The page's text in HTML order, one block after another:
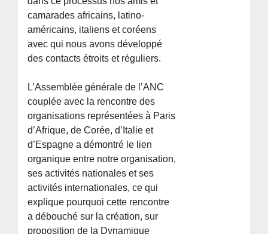
camarades africains, latino-
américains, italiens et coréens
avec qui nous avons développé
des contacts étroits et réguliers.
L’Assemblée générale de l’ANC
couplée avec la rencontre des
organisations représentées à Paris
d’Afrique, de Corée, d’Italie et
d’Espagne a démontré le lien
organique entre notre organisation,
ses activités nationales et ses
activités internationales, ce qui
explique pourquoi cette rencontre
a débouché sur la création, sur
proposition de la Dynamique